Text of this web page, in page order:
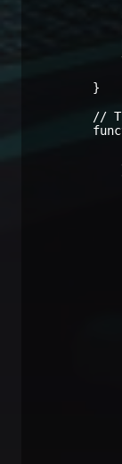
        }
//